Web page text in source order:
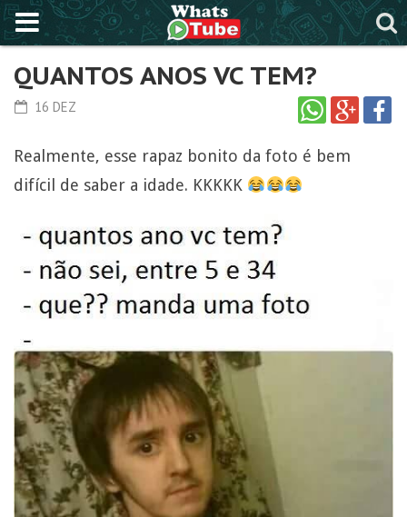
QUANTOS ANOS VC TEM?
16 DEZ
Realmente, esse rapaz bonito da foto é bem
difícil de saber a idade. KKKKK